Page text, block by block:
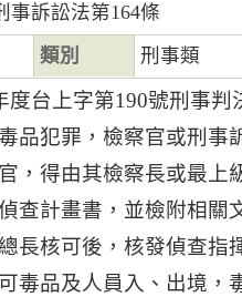
事訴訟法第164條
類別
刑事類
度台上字第190號刑事判
品犯罪，檢察官或刑事
，得由其檢察長或最上
查計畫書，並檢附相關
長核可後，核發偵查指
毒品及人員入、出境，